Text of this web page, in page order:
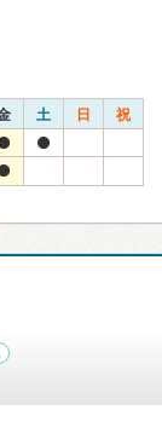
土 日 祝